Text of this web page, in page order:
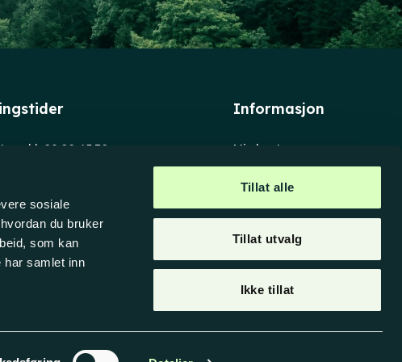
sosiale
du bruker
som kan
har samlet inn
Tillat alle
Tillat utvalg
Ikke tillat
kl. 08.00-15.30
8
Informasjon
Min konto
Salgs- og
leveringsbetingelser